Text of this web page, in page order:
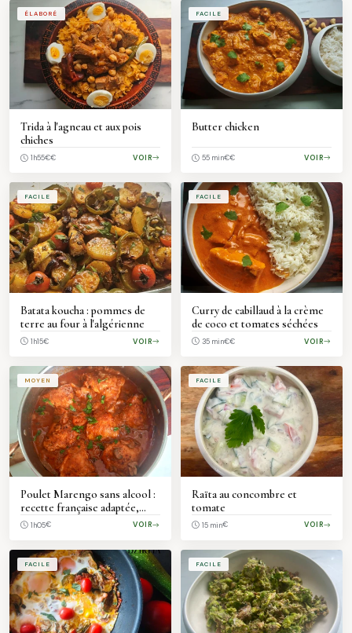
ÉLABORÉ
Trida à l'agneau et aux pois
chiches
1h55€€ VOIR
FACILE
Butter chicken
55 min€€ VOIR
FACILE
Batata koucha : pommes de
terre au four à l'algérienne
1h15€ VOIR
FACILE
Curry de cabillaud à la crème
de coco et tomates séchées
35 min€€ VOIR
MOYEN
Poulet Marengo sans alcool :
recette française adaptée,
sauce tomate et champignons
1h05€ VOIR
FACILE
Raïta au concombre et
tomate
15 min€ VOIR
FACILE FACILE